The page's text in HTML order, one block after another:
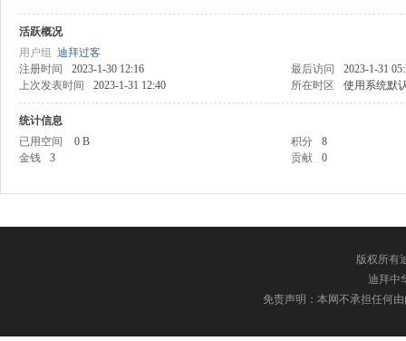
传
活跃概况
用户组 迪拜过客
注册时间
2023-1-30 12:16 最后访问
2023-1-31
上次发表时间
2023-1-31 12:40 所在时区 使用系统默
统计信息
已用空间
0 B 积分
8
金钱
3 贡献 0
版权所有
迪拜中
免责声明：本网不承担任何